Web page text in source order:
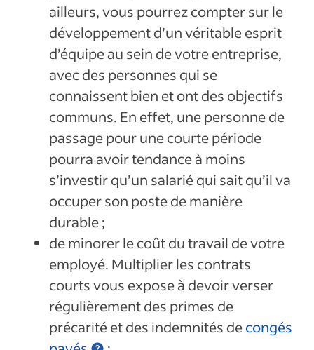
ailleurs, vous pourrez compter sur le
développement d’un véritable esprit
d’équipe au sein de votre entreprise,
avec des personnes qui se
connaissent bien et ont des objectifs
communs. En effet, une personne de
passage pour une courte période
pourra avoir tendance à moins
s’investir qu’un salarié qui sait qu’il va
occuper son poste de manière
durable ;
de minorer le coût du travail de votre
employé. Multiplier les contrats
courts vous expose à devoir verser
régulièrement des primes de
précarité et des indemnités decongés